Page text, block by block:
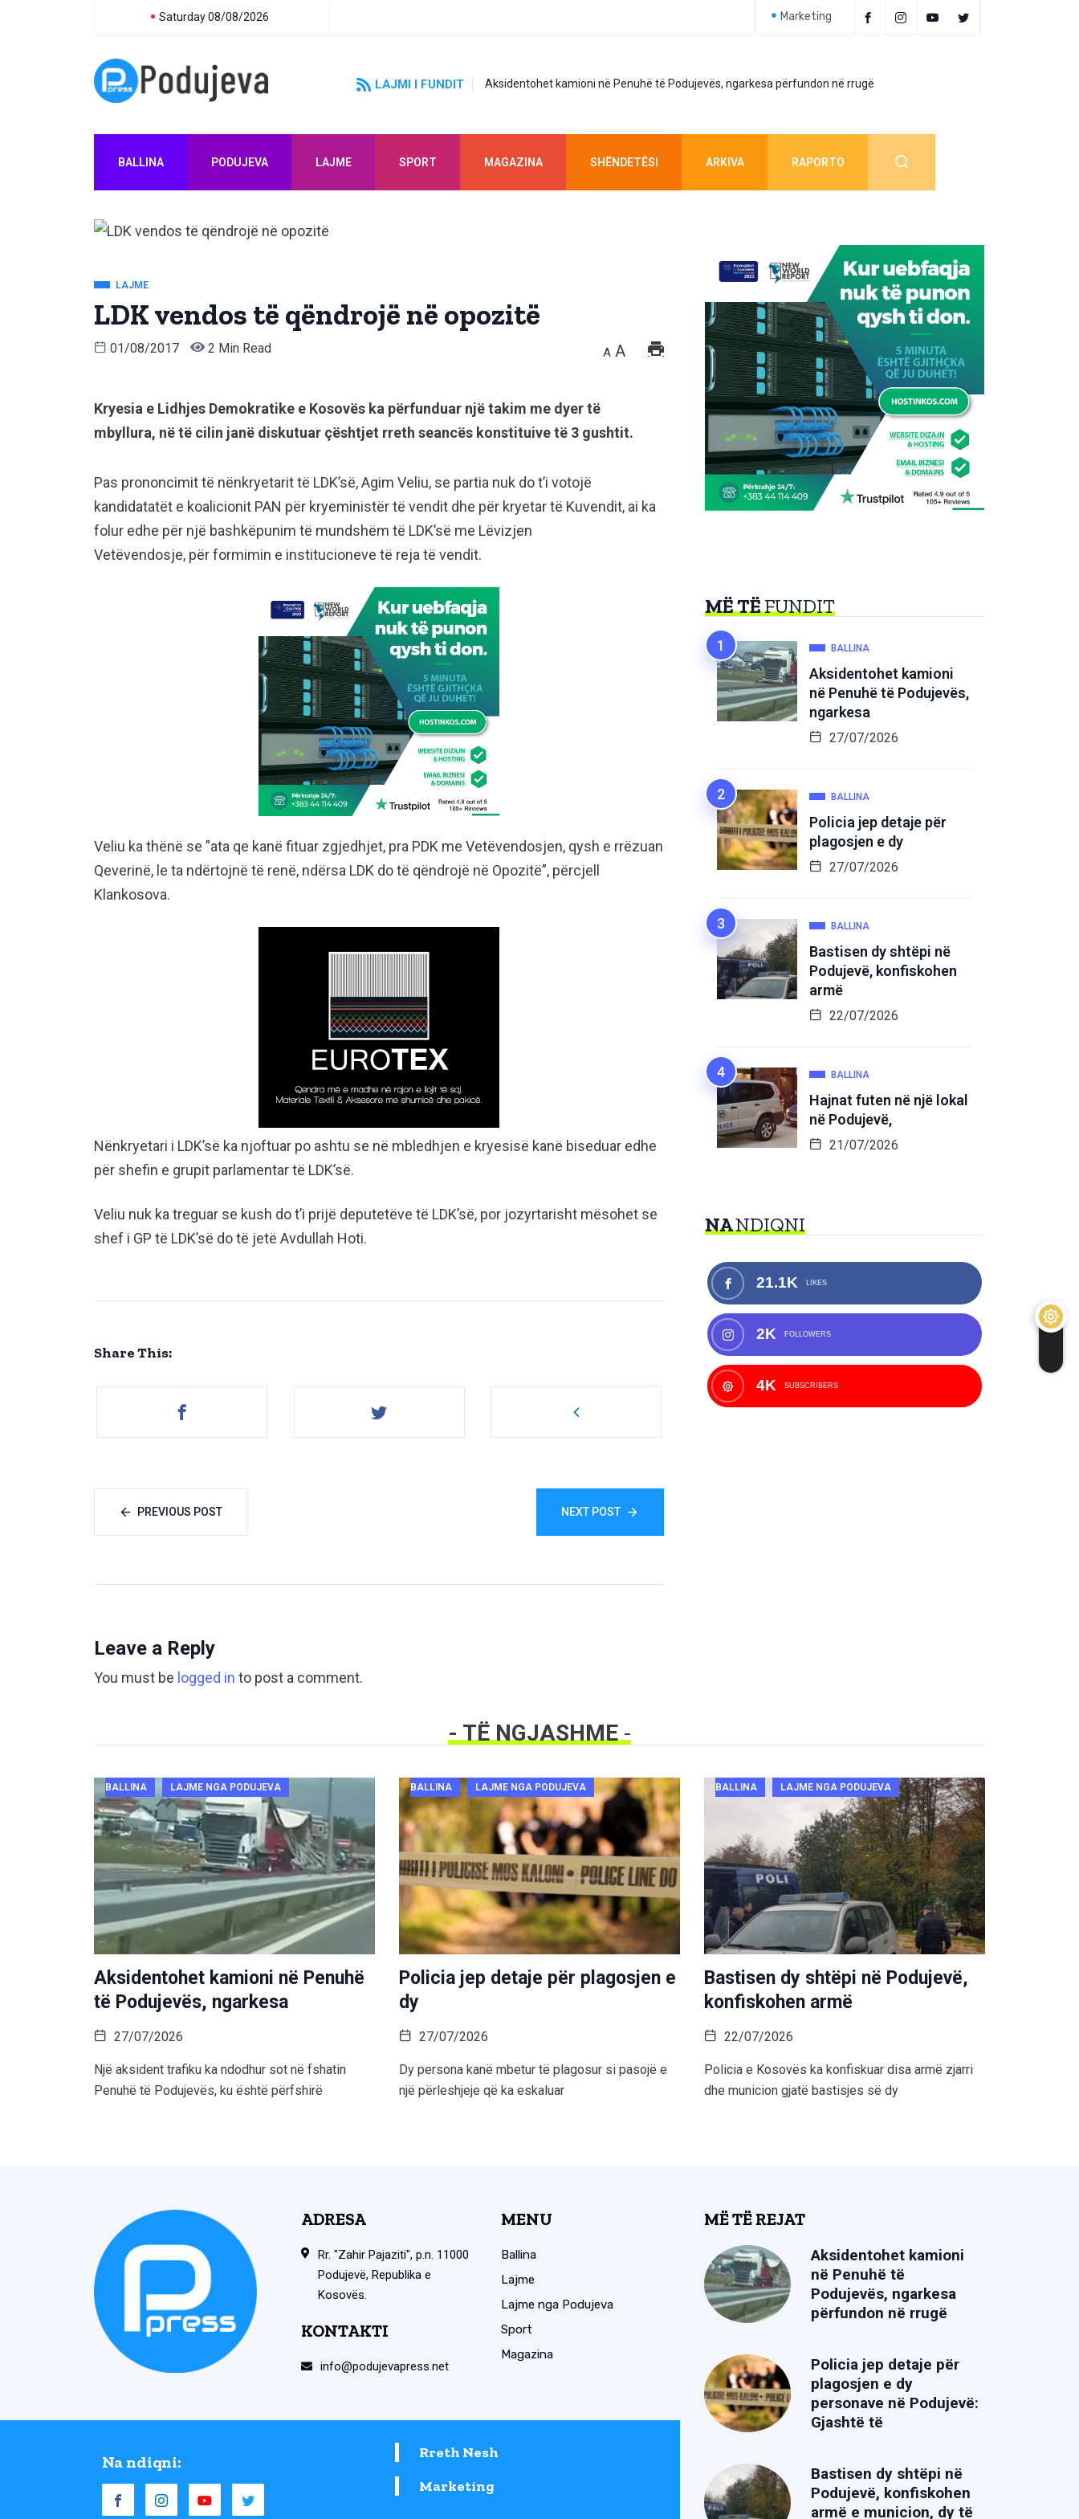
Saturday 08/08/2026 Marketing
LAJMI I FUNDIT Aksidentohet kamioni në Penuhë të Podujevës, ngarkesa përfundon në rrugë
BALLINA PODUJEVA LAJME SPORT MAGAZINA SHËNDETËSI ARKIVA RAPORTO
LAJME
LDK vendos të qëndrojë në opozitë
01/08/2017 2 Min Read A A
Kryesia e Lidhjes Demokratike e Kosovës ka përfunduar një takim me dyer të
mbyllura, në të cilin janë diskutuar çështjet rreth seancës konstituive të 3 gushtit.
Pas prononcimit të nënkryetarit të LDK’së, Agim Veliu, se partia nuk do t’i votojë
kandidatatët e koalicionit PAN për kryeministër të vendit dhe për kryetar të Kuvendit, ai ka
folur edhe për një bashkëpunim të mundshëm të LDK’së me Lëvizjen
Vetëvendosje, për formimin e institucioneve të reja të vendit.
Veliu ka thënë se ”ata qe kanë fituar zgjedhjet, pra PDK me Vetëvendosjen, qysh e rrëzuan
Qeverinë, le ta ndërtojnë të renë, ndërsa LDK do të qëndrojë në Opozitë”, përcjell
Klankosova.
Nënkryetari i LDK’së ka njoftuar po ashtu se në mbledhjen e kryesisë kanë biseduar edhe
për shefin e grupit parlamentar të LDK’së.
Veliu nuk ka treguar se kush do t’i prijë deputetëve të LDK’së, por jozyrtarisht mësohet se
shef i GP të LDK’së do të jetë Avdullah Hoti.
Share This:
PREVIOUS POST NEXT POST
Leave a Reply
You must be logged in to post a comment.
MË TËFUNDIT
BALLINA
Aksidentohet kamioni
në Penuhë të Podujevës,
ngarkesa
27/07/2026
BALLINA
Policia jep detaje për
plagosjen e dy
27/07/2026
BALLINA
Bastisen dy shtëpi në
Podujevë, konfiskohen
armë
22/07/2026
BALLINA
Hajnat futen në një lokal
në Podujevë,
21/07/2026
NANDIQNI
21.1K LIKES
2K FOLLOWERS
4K SUBSCRIBERS
- TË NGJASHME-
BALLINA LAJME NGA PODUJEVA
Aksidentohet kamioni në Penuhë
të Podujevës, ngarkesa
27/07/2026
Një aksident trafiku ka ndodhur sot në fshatin
Penuhë të Podujevës, ku është përfshirë
BALLINA LAJME NGA PODUJEVA
Policia jep detaje për plagosjen e
dy
27/07/2026
Dy persona kanë mbetur të plagosur si pasojë e
një përleshjeje që ka eskaluar
BALLINA LAJME NGA PODUJEVA
Bastisen dy shtëpi në Podujevë,
konfiskohen armë
22/07/2026
Policia e Kosovës ka konfiskuar disa armë zjarri
dhe municion gjatë bastisjes së dy
ADRESA
Rr. "Zahir Pajaziti", p.n. 11000
Podujevë, Republika e
Kosovës.
KONTAKTI
info@podujevapress.net
MENU
Ballina
Lajme
Lajme nga Podujeva
Sport
Magazina
Na ndiqni:
Rreth Nesh
Marketing
MË TË REJAT
Aksidentohet kamioni
në Penuhë të
Podujevës, ngarkesa
përfundon në rrugë
Policia jep detaje për
plagosjen e dy
personave në Podujevë:
Gjashtë të
Bastisen dy shtëpi në
Podujevë, konfiskohen
armë e municion, dy të